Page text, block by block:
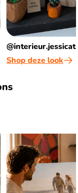
Shop deze look